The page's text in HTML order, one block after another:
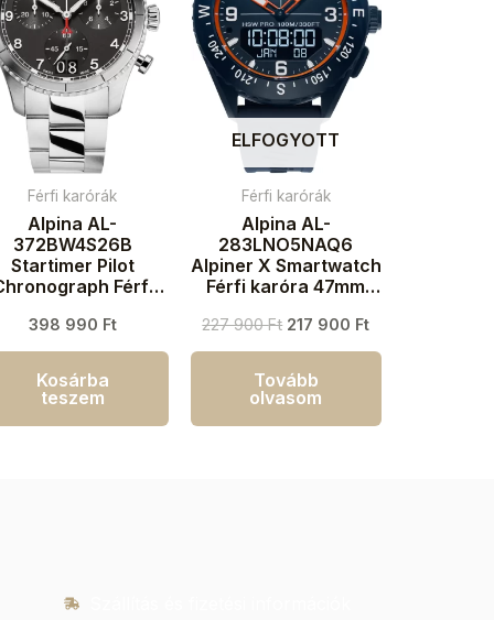
Férfi karórák
Alpina AL-
372BW4S26B
Startimer Pilot
Férfi
398 990 Ft
Kosárba
teszem
ELFOGYOTT
Férfi karórák
Alpina AL-
283LNO5NAQ6
Alpiner X Smartwatch
Férfi karóra 47mm
227 900Ft 217 900 Ft
Tovább
olvasom